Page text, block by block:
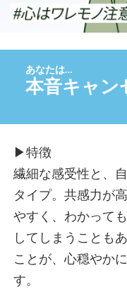
つくし界
いいね
風に吹
他人フ
職人界隈
マイペー
縁の下
安定思
ありがと
こんに
本音キャン
▶︎特徴
繊細な感受性と、
タイプ。共感力が
やすく、わかって
してしまうことも
ことが、心穏やか
す。